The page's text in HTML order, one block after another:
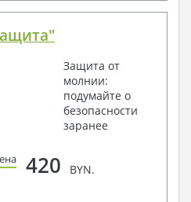
Защита от
молнии:
подумайте о
безопасности
заранее
420 BYN.